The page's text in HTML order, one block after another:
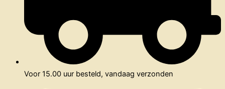
Voor 15.00 uur besteld, vandaag verzonden